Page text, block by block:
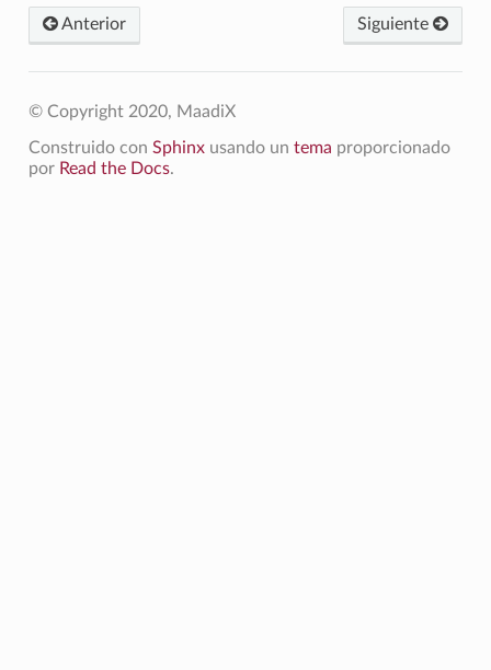
Siguiente
Anterior
© Copyright 2020, MaadiX
Construido con Sphinxusando un tema proporcionado
por Read the Docs.